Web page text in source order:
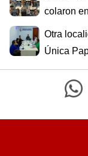
colaron
Otra
Única